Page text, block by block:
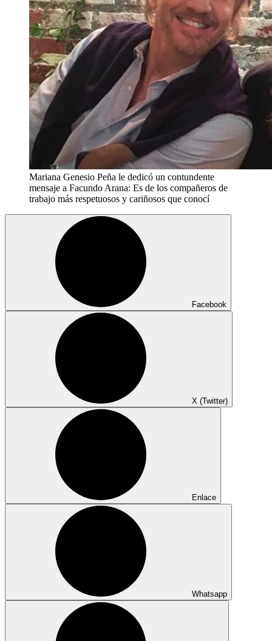
Mariana Genesio Peña le dedicó un contundente
mensaje a Facundo Arana: Es de los compañeros de
trabajo más respetuosos y cariñosos que conocí
Facebook
X (Twitter)
Enlace
Whatsapp